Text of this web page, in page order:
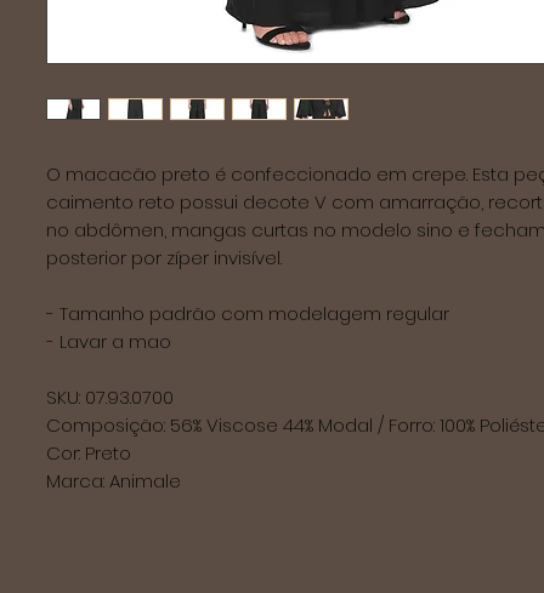
O macacão preto é confeccionado em crepe. Esta
caimento reto possui decote V com amarração,
no abdômen, mangas curtas no modelo sino e
posterior por zíper invisível.
- Tamanho padrão com modelagem regular
- Lavar a mao
SKU: 07.93.0700
Composição: 56% Viscose 44% Modal / Forro: 100%
Cor: Preto
Marca: Animale